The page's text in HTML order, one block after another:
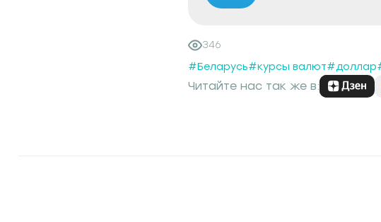
346
#Беларусь#курсы валют#доллар
Читайте нас так же в: